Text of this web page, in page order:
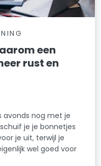
een
rust en
avonds nog met je
je je bonnetjes
je uit, terwijl je
wel goed voor